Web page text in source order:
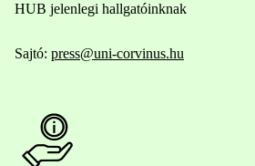
HUB jelenlegi hallgatóinknak
Sajtó: press@uni-corvinus.hu